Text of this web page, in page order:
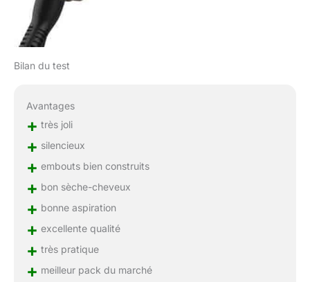
Bilan du test
Avantages
+ très joli
+ silencieux
+ embouts bien construits
+ bon sèche-cheveux
+ bonne aspiration
+ excellente qualité
+ très pratique
+ meilleur pack du marché